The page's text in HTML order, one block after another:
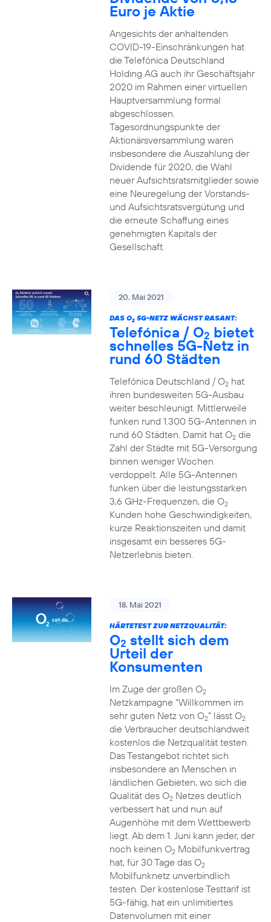
Euro je Aktie
Angesichts der anhaltenden
COVID-19-Einschränkungen hat
die Telefónica Deutschland
Holding AG auch ihr Geschäftsjahr
2020 im Rahmen einer virtuellen
Hauptversammlung formal
abgeschlossen.
Tagesordnungspunkte der
Aktionärsversammlung waren
insbesondere die Auszahlung der
Dividende für 2020, die Wahl
neuer Aufsichtsratsmitglieder sowie
eine Neuregelung der Vorstands-
und Aufsichtsratsvergütung und
die erneute Schaffung eines
genehmigten Kapitals der
Gesellschaft.
20. Mai 2021
DAS O25G-NETZ WÄCHST RASANT:
Telefónica / O2 bietet
schnelles 5G-Netz in
rund 60 Städten
Telefónica Deutschland / O2hat
ihren bundesweiten 5G-Ausbau
weiter beschleunigt. Mittlerweile
funken rund 1.300 5G-Antennen in
rund 60 Städten. Damit hat O2die
Zahl der Städte mit 5G-Versorgung
binnen weniger Wochen
verdoppelt. Alle 5G-Antennen
funken über die leistungsstarken
3,6 GHz-Frequenzen, die O2
Kunden hohe Geschwindigkeiten,
kurze Reaktionszeiten und damit
insgesamt ein besseres 5G-
Netzerlebnis bieten.
18. Mai 2021
HÄRTETEST ZUR NETZQUALITÄT:
O2 stellt sich dem
Urteil der
Konsumenten
Im Zuge der großen O2
Netzkampagne “Willkommen im
sehr guten Netz von O2” lässt O2
die Verbraucher deutschlandweit
kostenlos die Netzqualität testen.
Das Testangebot richtet sich
insbesondere an Menschen in
ländlichen Gebieten, wo sich die
Qualität des O2Netzes deutlich
verbessert hat und nun auf
Augenhöhe mit dem Wettbewerb
liegt. Ab dem 1. Juni kann jeder, der
noch keinen O2Mobilfunkvertrag
hat, für 30 Tage das O2
Mobilfunknetz unverbindlich
testen. Der kostenlose Testtarif ist
5G-fähig, hat ein unlimitiertes
Datenvolumen mit einer